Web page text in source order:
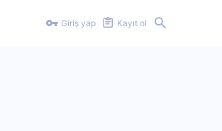
Giriş yap Kayıt ol